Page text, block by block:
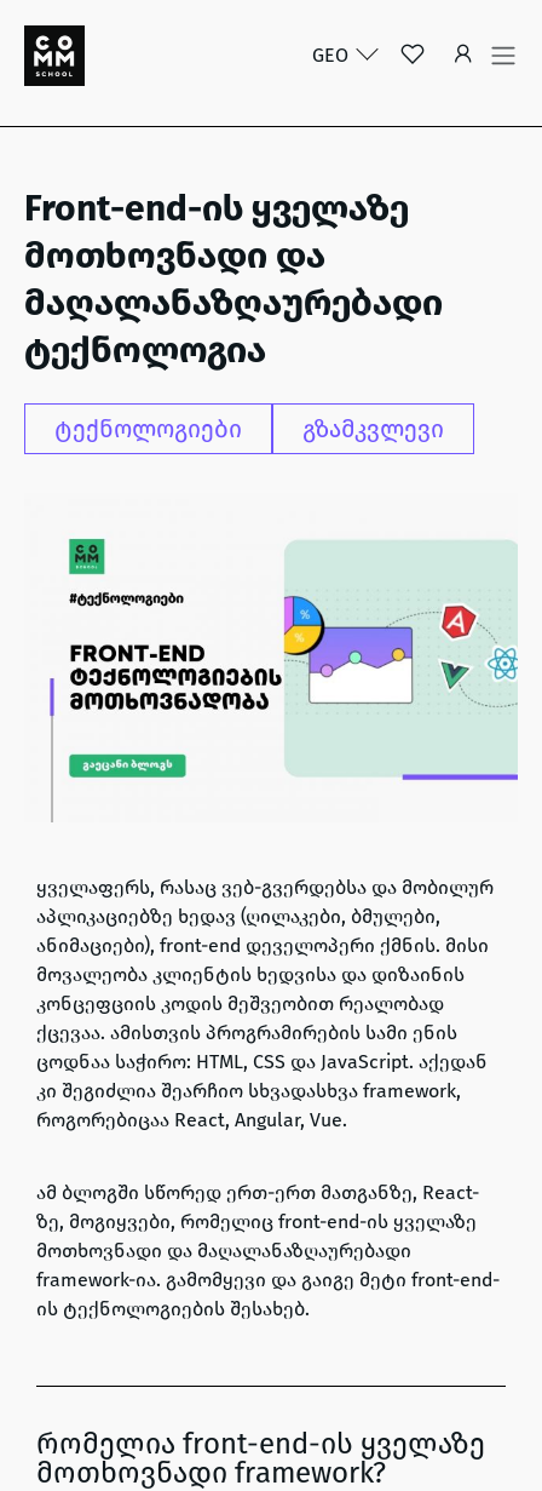
GEO
Front-end-ის ყველაზე
მოთხოვნადი და
მაღალანაზღაურებადი
ტექნოლოგია
ტექნოლოგიები გზამკვლევი
ყველაფერს, რასაც ვებ-გვერდებსა და მობილურ
აპლიკაციებზე ხედავ (ღილაკები, ბმულები,
ანიმაციები), front-end დეველოპერი ქმნის. მისი
მოვალეობა კლიენტის ხედვისა და დიზაინის
კონცეფციის კოდის მეშვეობით რეალობად
ქცევაა. ამისთვის პროგრამირების სამი ენის
ცოდნაა საჭირო: HTML, CSS და JavaScript. აქედან
კი შეგიძლია შეარჩიო სხვადასხვა framework,
როგორებიცაა React, Angular, Vue.
ამ ბლოგში სწორედ ერთ-ერთ მათგანზე, React-
ზე, მოგიყვები, რომელიც front-end-ის ყველაზე
მოთხოვნადი და მაღალანაზღაურებადი
framework-ია. გამომყევი და გაიგე მეტი front-end-
ის ტექნოლოგიების შესახებ.
რომელია front-end-ის ყველაზე
მოთხოვნადი framework?